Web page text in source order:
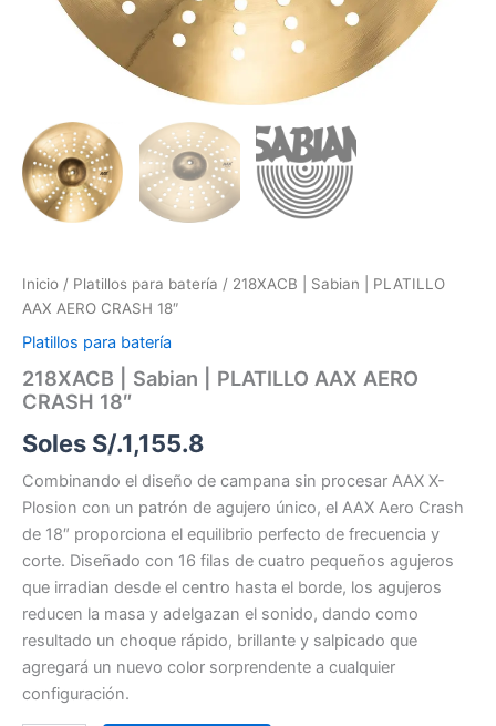
Inicio / Platillos para batería / 218XACB | Sabian | PLATILLO
AAX AERO CRASH 18″
Platillos para batería
218XACB | Sabian | PLATILLO AAX AERO
CRASH 18″
Soles S/.1,155.8
Combinando el diseño de campana sin procesar AAX X-
Plosion con un patrón de agujero único, el AAX Aero Crash
de 18″ proporciona el equilibrio perfecto de frecuencia y
corte. Diseñado con 16 filas de cuatro pequeños agujeros
que irradian desde el centro hasta el borde, los agujeros
reducen la masa y adelgazan el sonido, dando como
resultado un choque rápido, brillante y salpicado que
agregará un nuevo color sorprendente a cualquier
configuración.